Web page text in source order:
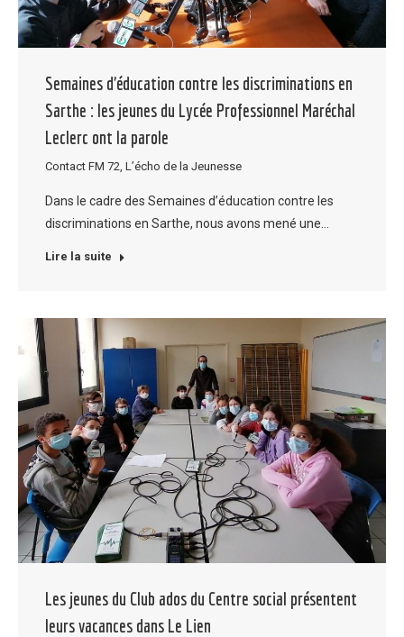
Semaines d’éducation contre les discriminations en
Sarthe : les jeunes du Lycée Professionnel Maréchal
Leclerc ont la parole
Contact FM 72 L’écho de la Jeunesse
Dans le cadre des Semaines d’éducation contre les
discriminations en Sarthe, nous avons mené une…
Lire la suite
Les jeunes du Club ados du Centre social présentent
leurs vacances dans Le Lien